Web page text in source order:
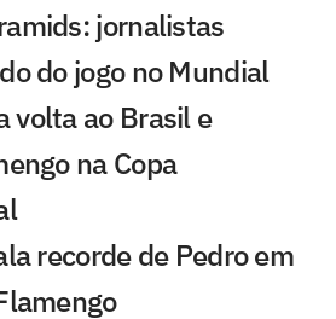
jornalistas
do jogo no Mundial
volta ao Brasil e
na Copa
recorde de Pedro em